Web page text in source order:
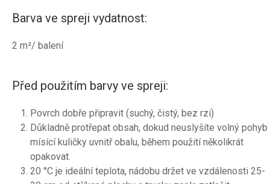
Barva ve spreji vydatnost:
2 m²/ balení
Před použitím barvy ve spreji:
Povrch dobře připravit (suchý, čistý, bez rzi)
Důkladně protřepat obsah, dokud neuslyšíte volný pohyb
mísící kuličky uvnitř obalu, během použití několikrát
opakovat.
20 °C je ideální teplota, nádobu držet ve vzdálenosti 25-